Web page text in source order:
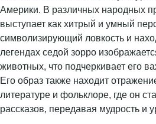
Америки. В различных народных
выступает как хитрый и умный
символизирующий ловкость и
легендах седой зорро
животных, что подчеркивает его
Его образ также находит
литературе и фольклоре, где он
рассказов, передавая мудрость и